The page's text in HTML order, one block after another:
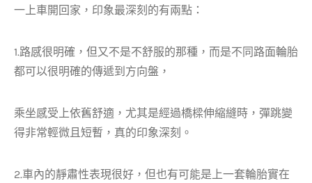
一上車開回家，印象最深刻的有兩點：
1.路感很明確，但又不是不舒服的那種，而是不同路面輪胎
都可以很明確的傳遞到方向盤，
乘坐感受上依舊舒適，尤其是經過橋樑伸縮縫時，彈跳變
得非常輕微且短暫，真的印象深刻。
2.車內的靜肅性表現很好，但也有可能是上一套輪胎實在